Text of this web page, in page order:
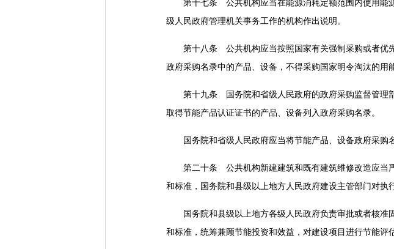
第十七条 公共机构应当在能源消耗定额范围内使用能源
级人民政府管理机关事务工作的机构作出说明。
第十八条 公共机构应当按照国家有关强制采购或者优先
政府采购名录中的产品、设备，不得采购国家明令淘汰的用
第十九条 国务院和省级人民政府的政府采购监督管理部
取得节能产品认证证书的产品、设备列入政府采购名录。
国务院和省级人民政府应当将节能产品、设备政府采购
第二十条 公共机构新建建筑和既有建筑维修改造应当严
和标准，国务院和县级以上地方人民政府建设主管部门对执
国务院和县级以上地方各级人民政府负责审批或者核准
和标准，统筹兼顾节能投资和效益，对建设项目进行节能评